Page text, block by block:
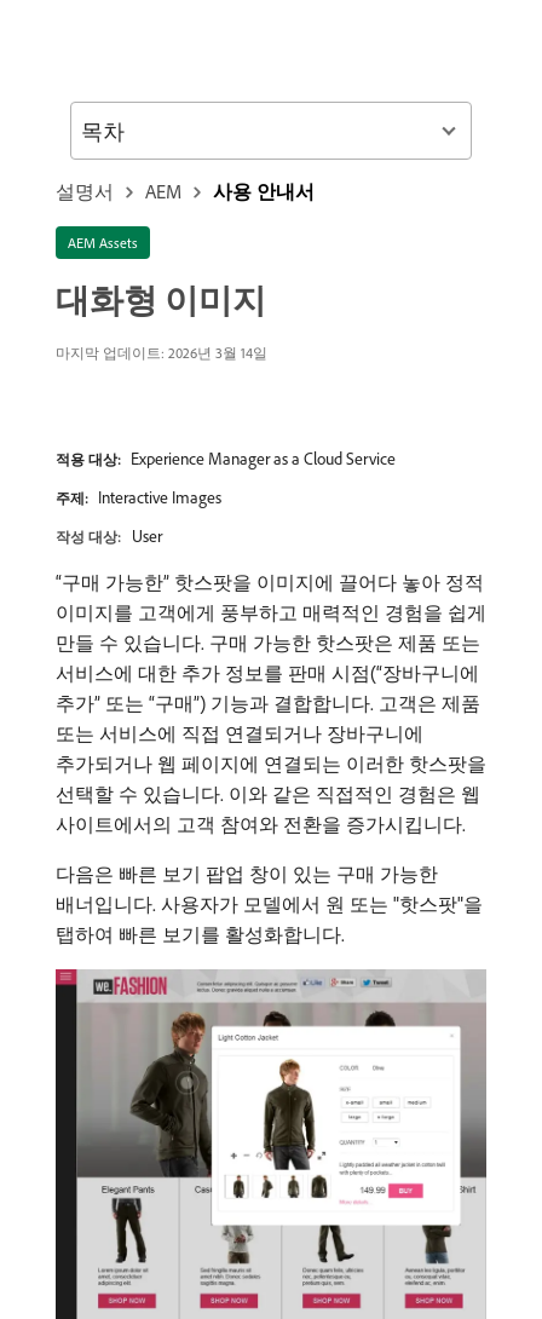
설명서 AEM 사용 안내서
AEM Assets
대화형 이미지
마지막 업데이트: 2026년 3월 14일
적용 대상: Experience Manager as a Cloud Service
주제: Interactive Images
작성 대상: User
“구매 가능한” 핫스팟을 이미지에 끌어다 놓아 정적
이미지를 고객에게 풍부하고 매력적인 경험을 쉽게
만들 수 있습니다. 구매 가능한 핫스팟은 제품 또는
서비스에 대한 추가 정보를 판매 시점(“장바구니에
추가” 또는 “구매”) 기능과 결합합니다. 고객은 제품
또는 서비스에 직접 연결되거나 장바구니에
추가되거나 웹 페이지에 연결되는 이러한 핫스팟을
선택할 수 있습니다. 이와 같은 직접적인 경험은 웹
사이트에서의 고객 참여와 전환을 증가시킵니다.
다음은 빠른 보기 팝업 창이 있는 구매 가능한
배너입니다. 사용자가 모델에서 원 또는 "핫스팟"을
탭하여 빠른 보기를 활성화합니다.
목차